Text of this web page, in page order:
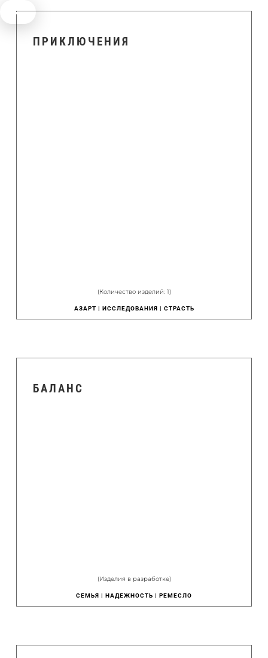
ПРИКЛЮЧЕНИЯ
(Количество изделий: 1)
АЗАРТ | ИССЛЕДОВАНИЯ | СТРАСТЬ
БАЛАНС
(Изделия в разработке)
СЕМЬЯ | НАДЕЖНОСТЬ | РЕМЕСЛО